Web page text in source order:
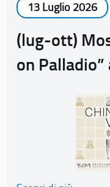
13 Luglio 2026
(lug-ott)
on Palladio”